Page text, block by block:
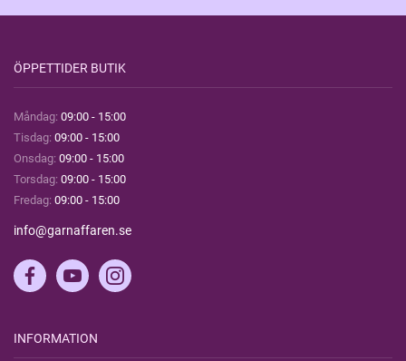
ÖPPETTIDER BUTIK
Måndag: 09:00 - 15:00
Tisdag: 09:00 - 15:00
Onsdag: 09:00 - 15:00
Torsdag: 09:00 - 15:00
Fredag: 09:00 - 15:00
info@garnaffaren.se
INFORMATION